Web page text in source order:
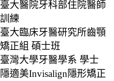
臺大醫院牙科部住院醫師
訓練
臺大臨床牙醫研究所齒顎
矯正組 碩士班
臺灣大學牙醫學系 學士
隱適美Invisalign隱形矯正